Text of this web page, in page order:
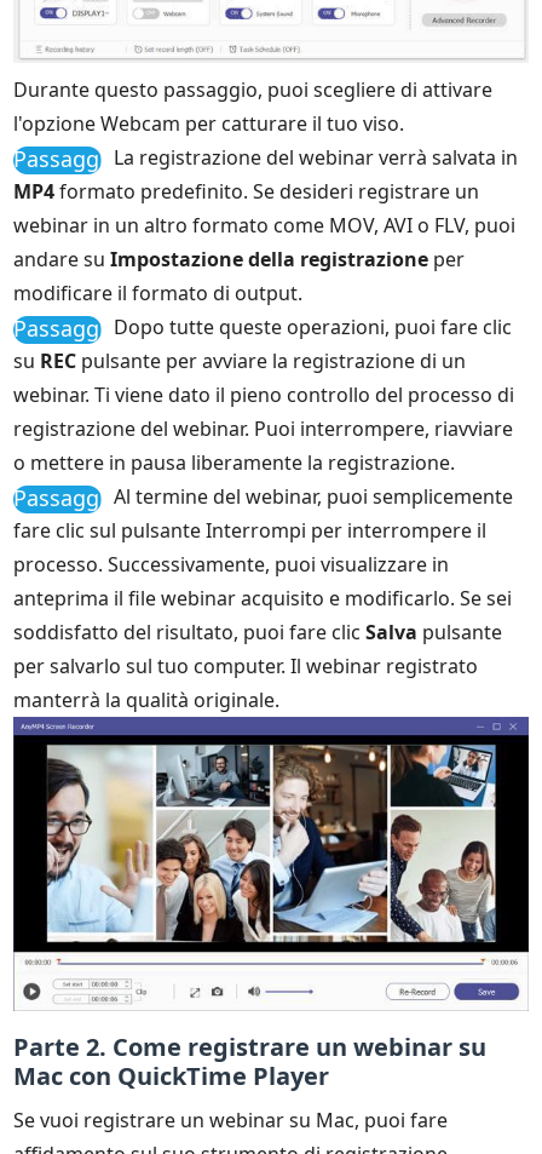
Durante questo passaggio, puoi scegliere di attivare
l'opzione Webcam per catturare il tuo viso.
Passaggio
4
La registrazione del webinar verrà salvata in
MP4formato predefinito. Se desideri registrare un
webinar in un altro formato come MOV, AVI o FLV, puoi
andare suImpostazione della registrazione per
modificare il formato di output.
Passaggio
5
Dopo tutte queste operazioni, puoi fare clic
su REC pulsante per avviare la registrazione di un
webinar. Ti viene dato il pieno controllo del processo di
registrazione del webinar. Puoi interrompere, riavviare
o mettere in pausa liberamente la registrazione.
Passaggio
6
Al termine del webinar, puoi semplicemente
fare clic sul pulsante Interrompi per interrompere il
processo. Successivamente, puoi visualizzare in
anteprima il file webinar acquisito e modificarlo. Se sei
soddisfatto del risultato, puoi fare clicSalva pulsante
per salvarlo sul tuo computer. Il webinar registrato
manterrà la qualità originale.
Parte 2. Come registrare un webinar su
Mac con QuickTime Player
Se vuoi registrare un webinar su Mac, puoi fare